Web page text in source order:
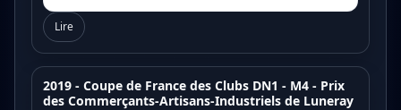
Lire
2019 - Coupe de France des Clubs DN1 - M4 - Prix
des Commerçants-Artisans-Industriels de Luneray